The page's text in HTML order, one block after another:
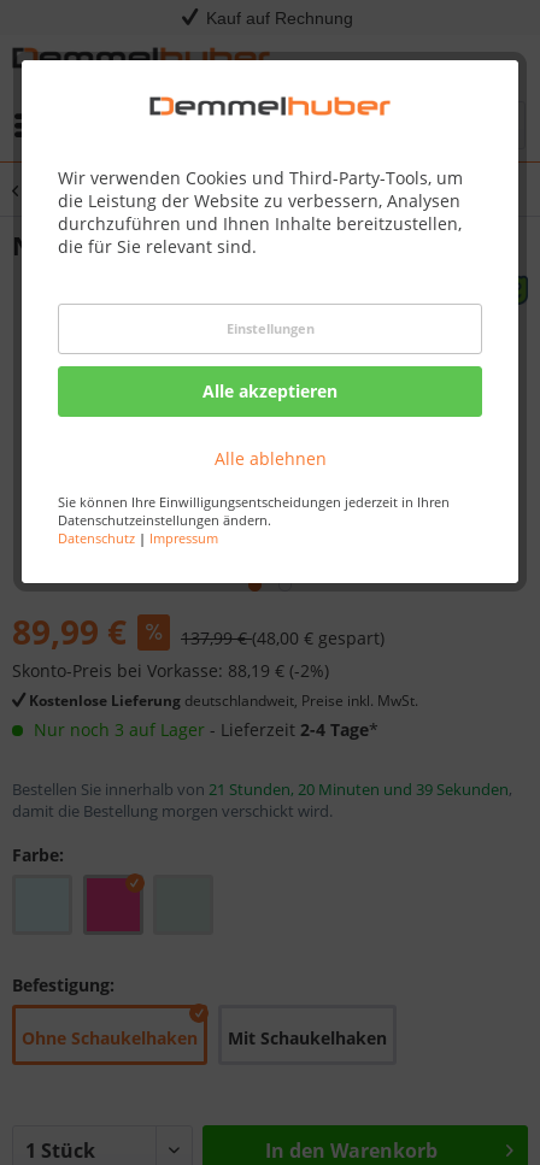
Kauf auf Rechnung
Wir verwenden Cookies und Third-Party-Tools, um
die Leistung der Website zu verbessern, Analysen
durchzuführen und Ihnen Inhalte bereitzustellen,
die für Sie relevant sind.
Einstellungen
Alle akzeptieren
Alle ablehnen
Sie können Ihre Einwilligungsentscheidungen jederzeit in Ihren
Datenschutzeinstellungen ändern.
Datenschutz| Impressum
Übersicht Schaukel & Nestschaukel
Nestschaukel WINKOH
89,99 € 137,99 €(48,00 € gespart)
Skonto-Preis bei Vorkasse: 88,19 € (-2%)
Kostenlose Lieferung deutschlandweit, Preise inkl. MwSt.
Nur noch 3 auf Lager - Lieferzeit 2-4 Tage*
Bestellen Sie innerhalb von 21 Stunden, 20 Minuten und 38 Sekunden,
damit die Bestellung morgen verschickt wird.
Farbe:
Befestigung:
Ohne Schaukelhaken Mit Schaukelhaken
In den Warenkorb